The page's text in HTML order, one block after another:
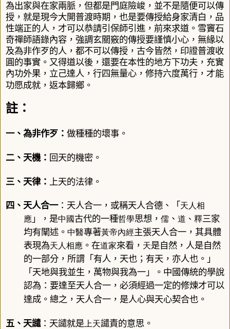
為出家與在家兩脈，但都是門庭險峻，並不是隨便可以傳
授，就是現今大開普渡時期，也是要傳授給身家清白，品
性端正的人，才可以恭請引保師引進，前來求道。雪竇石
奇禪師語錄內容，強調玄關竅的傳授要謹慎小心，無緣以
及為非作歹的人，都不可以傳授，古今皆然 ， 印證普渡收
圓的事實 。 又得道以後，還要在本性的地方下功夫，充實
內功外果，立己達人，行四無量心，修持六度萬行，才能
功愿成就，返本歸鄉。
註：
一、 為非作歹 ： 做種種的壞事。
二、 天機： 回天的機密。
三、 天律： 上天的法律。
四、 天人合一：天人合一，或稱天人合德、「 天人相
應」，是中國古代的一種哲學思想， 儒、 道 、 釋三家
均有闡述。 中醫專著黃帝內經主張天人合一，其具體
表現為天人相應。在道家來看， 天是自然，人是自然
的一部分，所謂「有人，天也；有天，亦人也。」
「天地與我並生，萬物與我為一」。中國傳統的學說
認為：要達至天人合一，必須經過一定的修煉才可以
達成。總之，天人合一，是人心與天心契合也。
五、天譴：天譴就是 上天譴責的意思。